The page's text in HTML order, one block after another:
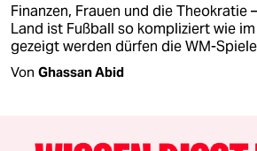
Finanzen, Frauen und die Theokratie
Land ist Fußball so kompliziert wie
gezeigt werden dürfen die WM-
Von Ghassan Abid